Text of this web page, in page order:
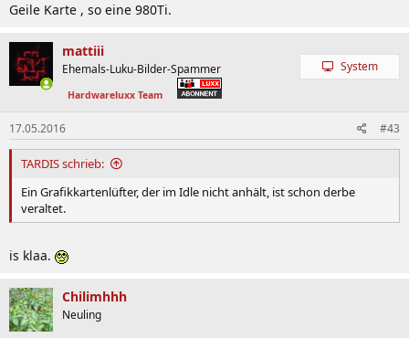
Geile Karte , so eine 980Ti.
mattiii
Ehemals-Luku-Bilder-Spammer
Hardwareluxx Team
System
17.05.2016 #43
TARDIS schrieb:
Ein Grafikkartenlüfter, der im Idle nicht anhält, ist schon derbe
veraltet.
is klaa.
Chilimhhh
Neuling